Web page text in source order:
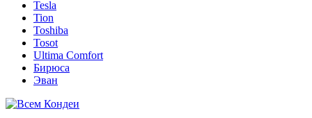
Tesla
Tion
Toshiba
Tosot
Ultima Comfort
Бирюса
Эван